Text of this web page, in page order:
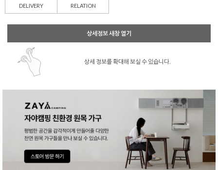
DELIVERY RELATION
상세정보 새창 열기
상세 정보를 확대해 보실 수 있습니다.